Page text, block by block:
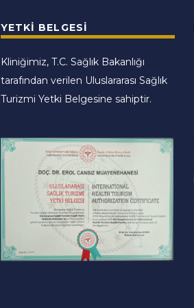
YETKI BELGESI
Kliniğimiz, T.C. Sağlık Bakanlığı
tarafından verilen Uluslararası Sağlık
Turizmi Yetki Belgesine sahiptir.